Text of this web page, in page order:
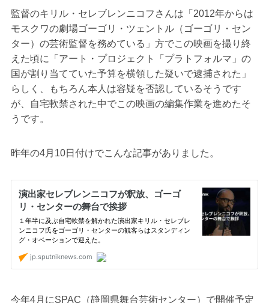
監督のキリル・セレブレンニコフさんは「2012年からは
モスクワの劇場ゴーゴリ・ツェントル（ゴーゴリ・セン
ター）の芸術監督を務めている」方でこの映画を撮り終
えた頃に「アート・プロジェクト「プラトフォルマ」の
国が割り当てていた予算を横領した疑いで逮捕された」
らしく、もちろん本人は容疑を否認しているそうです
が、自宅軟禁された中でこの映画の編集作業を進めたそ
うです。
昨年の4月10日付けでこんな記事がありました。
今年4月にSPAC（静岡県舞台芸術センター）で開催予定